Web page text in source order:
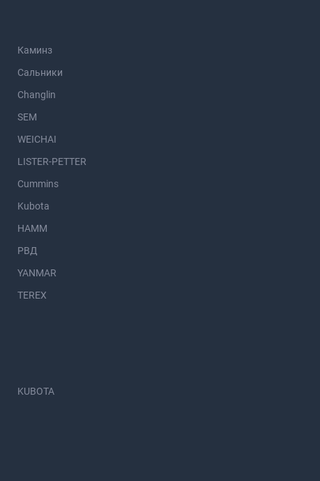
Каминз
Сальники
Changlin
SEM
WEICHAI
LISTER-PETTER
Cummins
Kubota
HAMM
РВД
YANMAR
TEREX
KUBOTA